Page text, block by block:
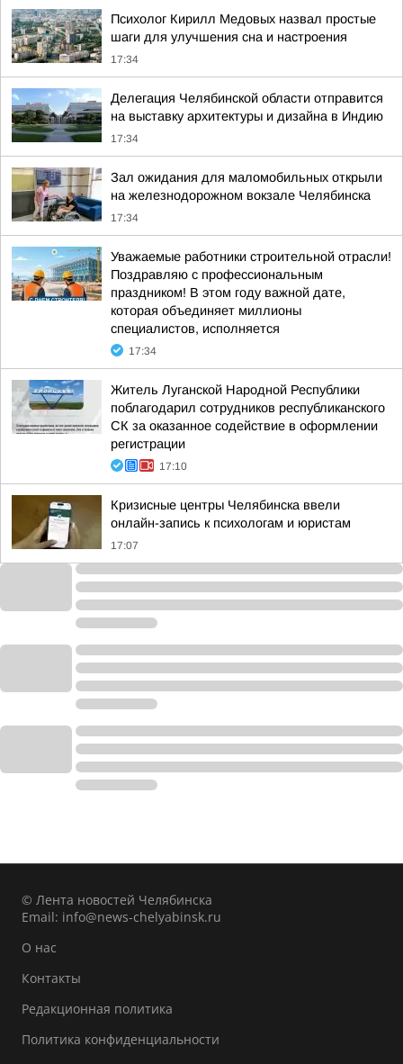
Психолог Кирилл Медовых назвал простые
шаги для улучшения сна и настроения
17:34
Делегация Челябинской области отправится
на выставку архитектуры и дизайна в Индию
17:34
Зал ожидания для маломобильных открыли
на железнодорожном вокзале Челябинска
17:34
Уважаемые работники строительной отрасли!
Поздравляю с профессиональным
праздником! В этом году важной дате,
которая объединяет миллионы
специалистов, исполняется
17:34
Житель Луганской Народной Республики
поблагодарил сотрудников республиканского
СК за оказанное содействие в оформлении
регистрации
17:10
Кризисные центры Челябинска ввели
онлайн-запись к психологам и юристам
17:07
© Лента новостей Челябинска
Email: info@news-chelyabinsk.ru
О нас
Контакты
Редакционная политика
Политика конфиденциальности